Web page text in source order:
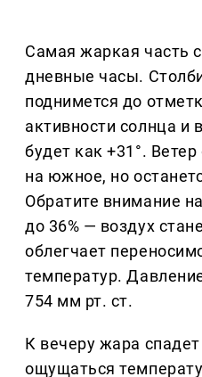
Самая жаркая часть
дневные часы.
поднимется до
активности солнца и
будет как +31°.
на южное, но
Обратите внимание
до 36% — воздух
облегчает
температур.
754 мм рт. ст.
К вечеру жара
ощущаться